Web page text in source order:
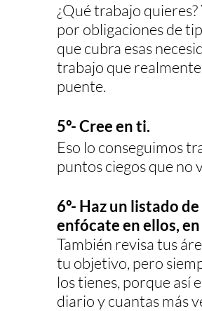
¿Qué trabajo
por obligaciones de
que cubra esas
trabajo que
puente.
5º- Cree en ti.
Eso lo conseguimos
puntos ciegos que no
6º- Haz un listado
enfócate en ellos,
También revisa tus
tu objetivo, pero
los tienes, porque así
diario y cuantas más